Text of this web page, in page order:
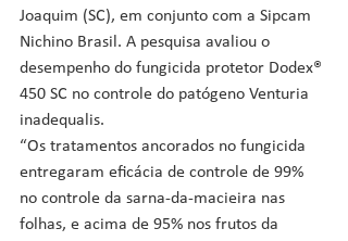
Joaquim (SC), em conjunto com a Sipcam
Nichino Brasil. A pesquisa avaliou o
desempenho do fungicida protetor Dodex®
450 SC no controle do patógeno Venturia
inadequalis.
“Os tratamentos ancorados no fungicida
entregaram eficácia de controle de 99%
no controle da sarna-da-macieira nas
folhas, e acima de 95% nos frutos da